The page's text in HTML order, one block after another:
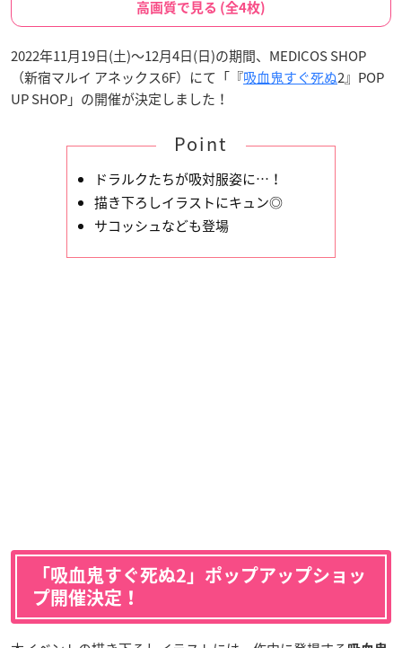
高画質で見る (全4枚)
2022年11月19日(土)～12月4日(日)の期間、MEDICOS SHOP
（新宿マルイ アネックス6F）にて「『吸血鬼すぐ死ぬ2』POP
UP SHOP」の開催が決定しました！
Point
ドラルクたちが吸対服姿に…！
描き下ろしイラストにキュン◎
サコッシュなども登場
「吸血鬼すぐ死ぬ2」ポップアップショッ
プ開催決定！